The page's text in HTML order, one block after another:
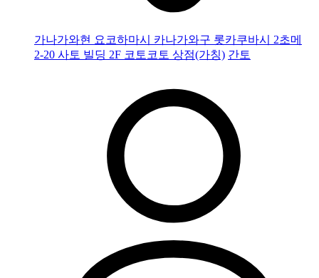
가나가와현 요코하마시 카나가와구 롯카쿠바시 2초메
2-20 사토 빌딩 2F 코토코토 상점(가칭) 간토